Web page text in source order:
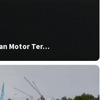
Motor Ter…